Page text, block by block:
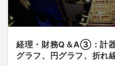
経理・財務Q＆A③：計
グラフ、円グラフ、折れ